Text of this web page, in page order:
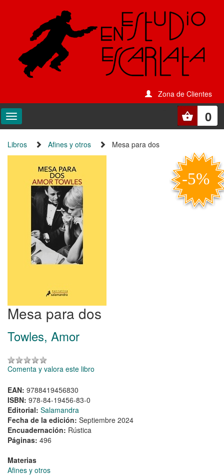
Zona de Clientes
0
Libros Afines y otros Mesa para dos
Mesa para dos
Towles, Amor
Comenta y valora este libro
EAN: 9788419456830
ISBN: 978-84-19456-83-0
Editorial: Salamandra
Fecha de la edición: Septiembre 2024
Encuadernación: Rústica
Páginas: 496
Materias
Afines y otros